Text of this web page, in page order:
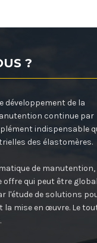
?
développement de la
continue par
indispensable
des élastomères.
de manutention,
qui peut être
l'étude de solutions
mise en œuvre. Le